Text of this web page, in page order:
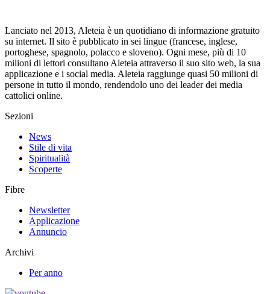
Lanciato nel 2013, Aleteia è un quotidiano di informazione gratuito
su internet. Il sito è pubblicato in sei lingue (francese, inglese,
portoghese, spagnolo, polacco e sloveno). Ogni mese, più di 10
milioni di lettori consultano Aleteia attraverso il suo sito web, la sua
applicazione e i social media. Aleteia raggiunge quasi 50 milioni di
persone in tutto il mondo, rendendolo uno dei leader dei media
cattolici online.
Sezioni
News
Stile di vita
Spiritualità
Scoperte
Fibre
Newsletter
Applicazione
Annuncio
Archivi
Per anno